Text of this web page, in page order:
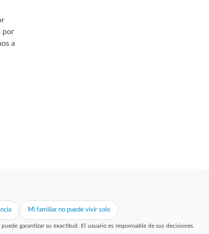
por
a
Mi familiar no puede vivir solo
garantizar su exactitud. El usuario es responsable de sus decisiones.